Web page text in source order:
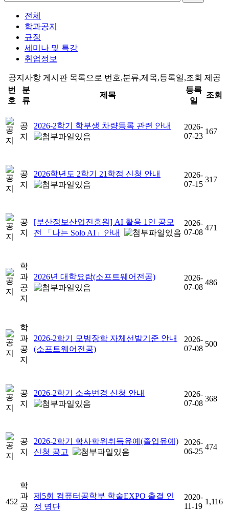
전체
학과공지
규정
세미나 및 특강
취업정보
공지사항 게시판 목록으로 번호,분류,제목,등록일,조회 제공
번
호
분
류
제목
등록
일
조회
공
지
2026-2학기 학부생 차량등록 관련 안내
2026-
07-23
167
공
지
2026학년도 2학기 21학점 신청 안내
2026-
07-15
317
공
지
[부산정보산업진흥원] AI 활용 1인 공모
전 「나는 Solo AI」안내
2026-
07-08
471
학
과
공
지
2026년 대학요람(소프트웨어전공)
2026-
07-08
486
학
과
공
지
2026-2학기 모범장학 자체선발기준 안내
(소프트웨어전공)
2026-
07-08
500
공
지
2026-2학기 소속변경 신청 안내
2026-
07-08
368
공
지
2026-2학기 학사학위취득유예(졸업유예)
신청 공고
2026-
06-25
474
452
학
과
공
제5회 컴퓨터공학부 학술EXPO 출결 인
정 명단
2020-
11-19
1,116